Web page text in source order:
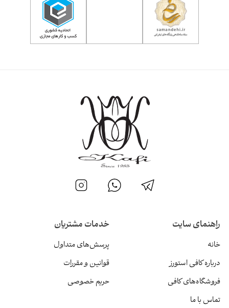
راهنمای سایت
خانه
درباره کافی استورز
فروشگاه‌های کافی
تماس با ما
خدمات مشتریان
پرسش‌های متداول
قوانین و مقررات
حریم خصوصی